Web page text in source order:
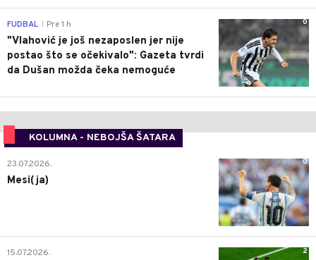
0
FUDBAL Pre 1 h
"Vlahović je još nezaposlen jer nije
postao što se očekivalo": Gazeta tvrdi
da Dušan možda čeka nemoguće
KOLUMNA - NEBOJŠA ŠATARA
0
23.07.2026.
Mesi(ja)
2
15.07.2026.